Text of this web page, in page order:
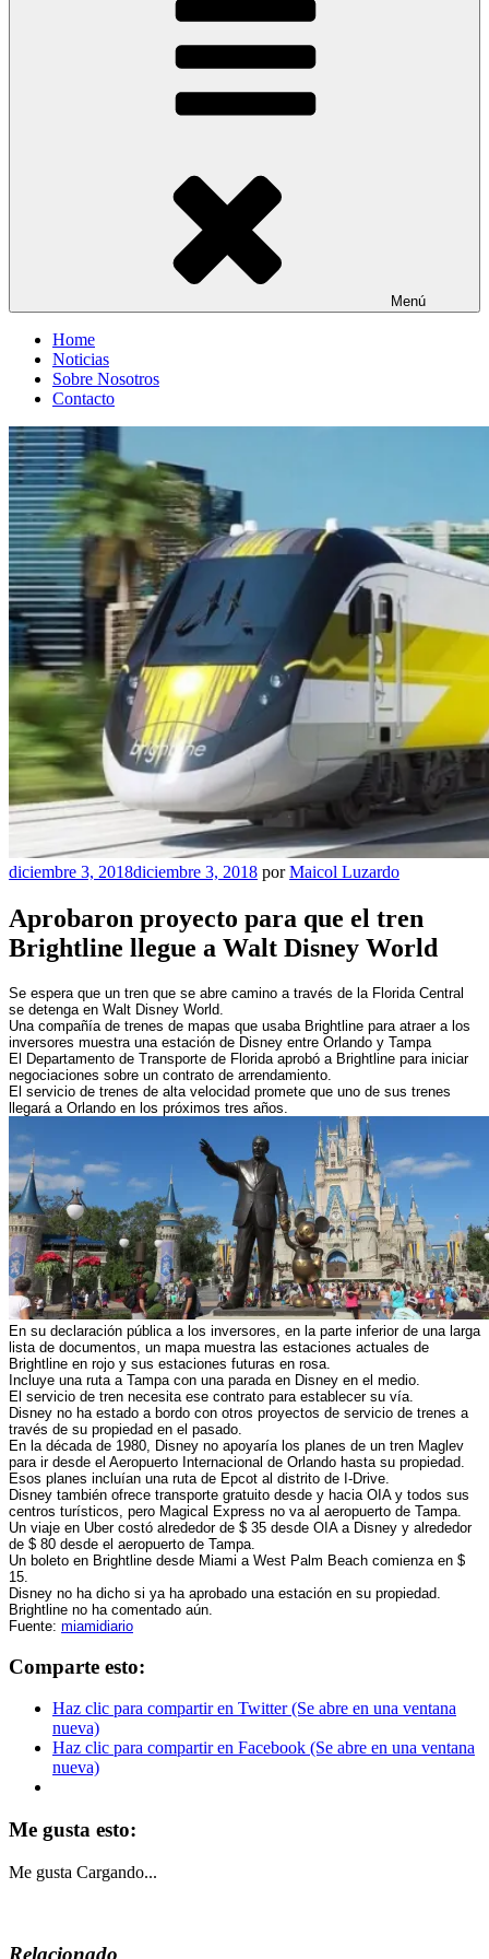
Menú
Home
Noticias
Sobre Nosotros
Contacto
Publicado
diciembre 3, 2018diciembre 3, 2018 porMaicol Luzardo
Aprobaron proyecto para que el tren
Brightline llegue a Walt Disney World
Se espera que un tren que se abre camino a través de la Florida Central
se detenga en Walt Disney World.
Una compañía de trenes de mapas que usaba Brightline para atraer a los
inversores muestra una estación de Disney entre Orlando y Tampa
El Departamento de Transporte de Florida aprobó a Brightline para iniciar
negociaciones sobre un contrato de arrendamiento.
El servicio de trenes de alta velocidad promete que uno de sus trenes
llegará a Orlando en los próximos tres años.
En su declaración pública a los inversores, en la parte inferior de una larga
lista de documentos, un mapa muestra las estaciones actuales de
Brightline en rojo y sus estaciones futuras en rosa.
Incluye una ruta a Tampa con una parada en Disney en el medio.
El servicio de tren necesita ese contrato para establecer su vía.
Disney no ha estado a bordo con otros proyectos de servicio de trenes a
través de su propiedad en el pasado.
En la década de 1980, Disney no apoyaría los planes de un tren Maglev
para ir desde el Aeropuerto Internacional de Orlando hasta su propiedad.
Esos planes incluían una ruta de Epcot al distrito de I-Drive.
Disney también ofrece transporte gratuito desde y hacia OIA y todos sus
centros turísticos, pero Magical Express no va al aeropuerto de Tampa.
Un viaje en Uber costó alrededor de $ 35 desde OIA a Disney y alrededor
de $ 80 desde el aeropuerto de Tampa.
Un boleto en Brightline desde Miami a West Palm Beach comienza en $
15.
Disney no ha dicho si ya ha aprobado una estación en su propiedad.
Brightline no ha comentado aún.
Fuente: miamidiario
Comparte esto:
Haz clic para compartir en Twitter (Se abre en una ventana
nueva)
Haz clic para compartir en Facebook (Se abre en una ventana
nueva)
Me gusta esto:
Me gusta Cargando...